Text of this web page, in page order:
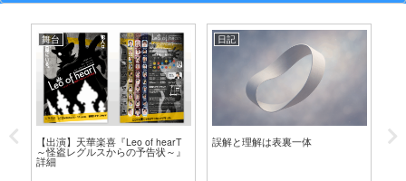
舞台
【出演】天華楽喜『Leo of hearT
～怪盗レグルスからの予告状～』
詳細
日記
誤解と理解は表裏一体